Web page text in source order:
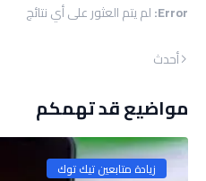
Error: لم يتم العثور على أي نتائج
أحدث
مواضيع قد تهمكم
زيادة متابعين تيك توك